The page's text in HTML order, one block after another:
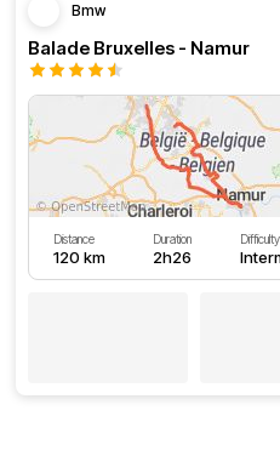
Bmw
Balade Bruxelles - Namur
Distance
120 km
Duration
2h26
Difficulty